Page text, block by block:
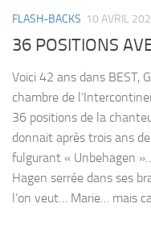
FLASH-BACKS 10 AVRIL
36 POSITIONS
Voici 42 ans dans BEST,
chambre de
36 positions de la
donnait après trois ans
fulgurant « Unbehagen
Hagen serrée dans ses
l’on veut… Marie… mais